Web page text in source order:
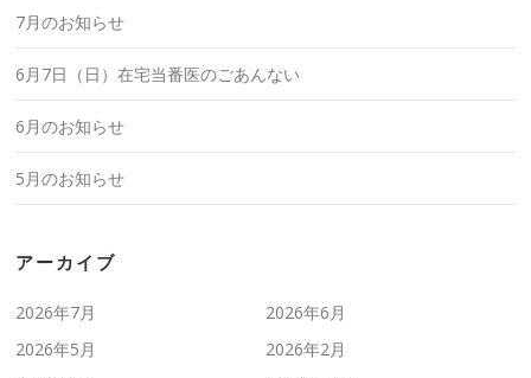
7月のお知らせ
6月7日（日）在宅当番医のごあんない
6月のお知らせ
5月のお知らせ
アーカイブ
2026年7月
2026年6月
2026年5月
2026年2月